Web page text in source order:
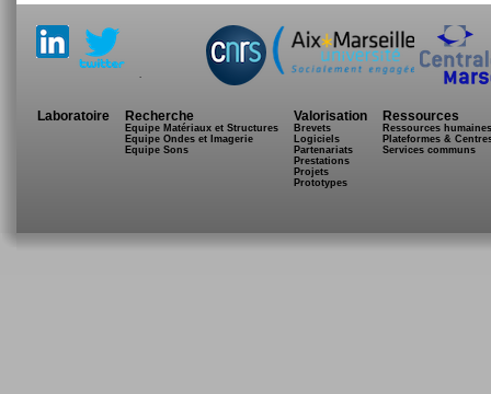
.
Laboratoire Recherche
Equipe Matériaux et Structures
Equipe Ondes et Imagerie
Equipe Sons
Valorisation
Brevets
Logiciels
Partenariats
Prestations
Projets
Prototypes
Ressources
Ressources humaines
Plateformes &
Services communs